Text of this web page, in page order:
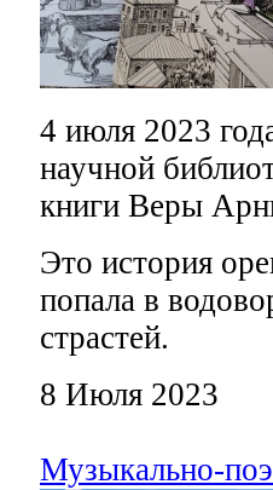
4 июля 2023
научной
книги Веры
Это история
попала в
страстей.
8 Июля 2023
Музыкально-